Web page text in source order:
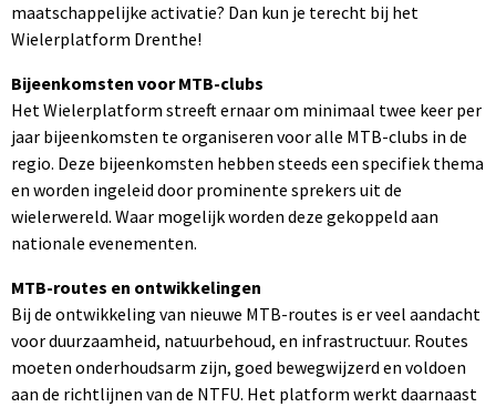
maatschappelijke activatie? Dan kun je terecht bij het
Wielerplatform Drenthe!
Bijeenkomsten voor MTB-clubs
Het Wielerplatform streeft ernaar om minimaal twee keer per
jaar bijeenkomsten te organiseren voor alle MTB-clubs in de
regio. Deze bijeenkomsten hebben steeds een specifiek thema
en worden ingeleid door prominente sprekers uit de
wielerwereld. Waar mogelijk worden deze gekoppeld aan
nationale evenementen.
MTB-routes en ontwikkelingen
Bij de ontwikkeling van nieuwe MTB-routes is er veel aandacht
voor duurzaamheid, natuurbehoud, en infrastructuur. Routes
moeten onderhoudsarm zijn, goed bewegwijzerd en voldoen
aan de richtlijnen van de NTFU. Het platform werkt daarnaast